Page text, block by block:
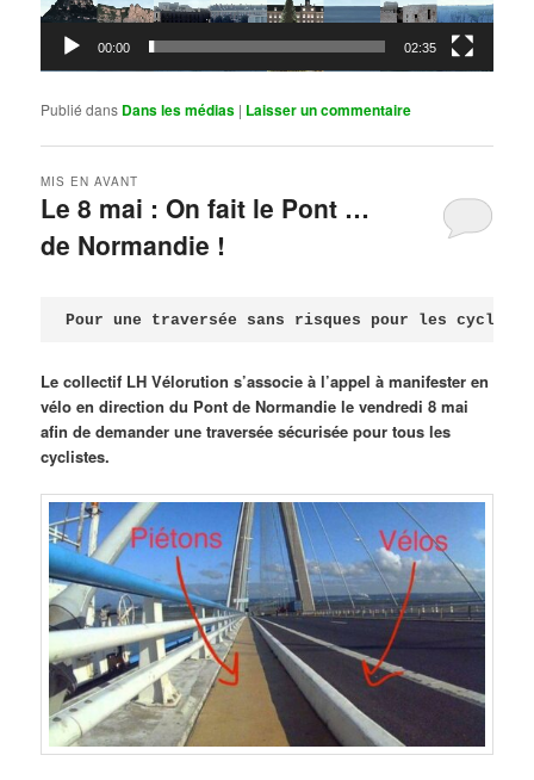
00:00 02:35
Publié dans Dans les médias | Laisser un commentaire
Le 8 mai : On fait le Pont …
de Normandie !
MIS EN AVANT
Pour une traversée sans risques pour les
Le collectif LH Vélorution s’associe à l’appel à manifester en
vélo en direction du Pont de Normandie le vendredi 8 mai
afin de demander une traversée sécurisée pour tous les
cyclistes.